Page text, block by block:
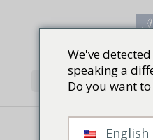
Select Page
We've
speaking a
Do you want
English